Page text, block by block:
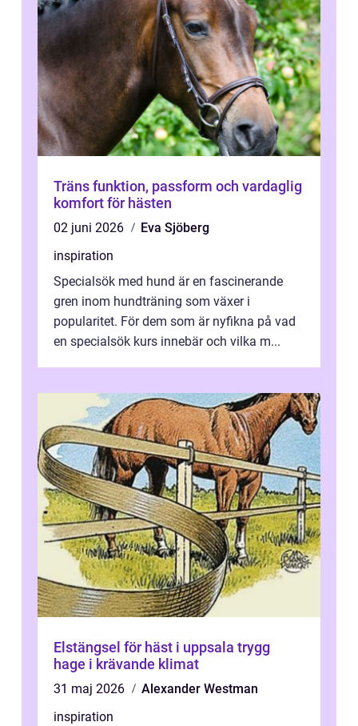
Träns funktion, passform och vardaglig
komfort för hästen
02 juni 2026
Eva Sjöberg
inspiration
Specialsök med hund är en fascinerande
gren inom hundträning som växer i
popularitet. För dem som är nyfikna på vad
en specialsök kurs innebär och vilka m...
Elstängsel för häst i uppsala trygg
hage i krävande klimat
31 maj 2026
Alexander Westman
inspiration